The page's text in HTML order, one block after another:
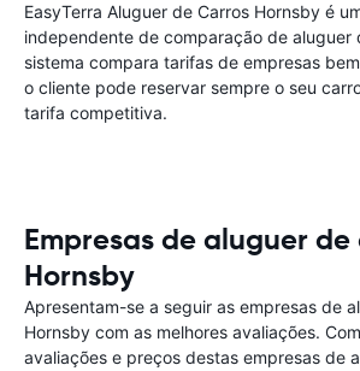
EasyTerra Aluguer de Carros Hornsby é
independente de comparação de aluguer
sistema compara tarifas de empresas
o cliente pode reservar sempre o seu
tarifa competitiva.
Empresas de aluguer de
Hornsby
Apresentam-se a seguir as empresas de
Hornsby com as melhores avaliações.
avaliações e preços destas empresas de